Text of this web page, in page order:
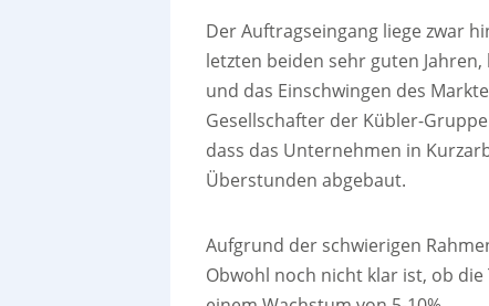
Der Auftragseingang liege zwar
letzten beiden sehr guten
und das Einschwingen des
Gesellschafter der Kübler-
dass das Unternehmen in
Überstunden abgebaut.
Aufgrund der schwierigen
Obwohl noch nicht klar ist, ob